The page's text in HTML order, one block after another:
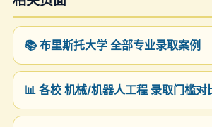
📚 布里斯托大学 全部专业录取案例
📊 各校 机械/机器人工程 录取门槛对